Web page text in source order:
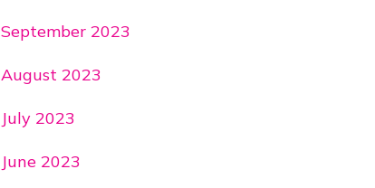
September 2023
August 2023
July 2023
June 2023